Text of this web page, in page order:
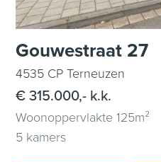
Gouwestraat 27
4535 CP Terneuzen
€ 315.000,- k.k.
Woonoppervlakte 125m²
5 kamers